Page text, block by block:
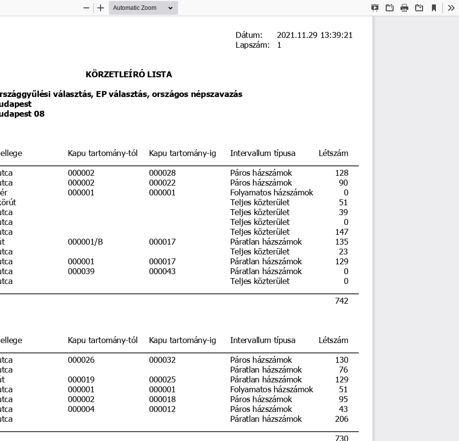
Presentation
OpenPrint Download
Current
View
Zoom
Zoom
Dátum:
2021.11.29 13:39:21
Lapszám:
1
KÖRZETLEÍRÓ LISTA
választás, EP választás, országos népszavazás
08
Kapu tartomány-tól Kapu tartomány-ig Intervallum típusa Létszám
000002 000028 Páros házszámok
128
000002 000022 Páros házszámok
90
000001 000001 Folyamatos házszámok
0
Teljes közterület
51
Teljes közterület
39
Teljes közterület
0
Teljes közterület
147
000001/B 000017 Páratlan házszámok
135
Teljes közterület
23
000001 000017 Páratlan házszámok
129
000039 000043 Páratlan házszámok
0
Teljes közterület 0
742
Kapu tartomány-tól Kapu tartomány-ig Intervallum típusa Létszám
000026 000032 Páros házszámok
130
Páratlan házszámok
76
000019 000025 Páratlan házszámok
129
000001 000001 Folyamatos házszámok
51
000002 000018 Páros házszámok
95
000004 000012 Páros házszámok
43
Páratlan házszámok 206
730